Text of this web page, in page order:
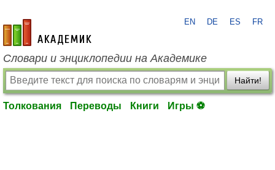
academic.ru
EN DE ES FR
Словари и энциклопедии на Академике
Найти!
Толкования Переводы Книги Игры ⚽